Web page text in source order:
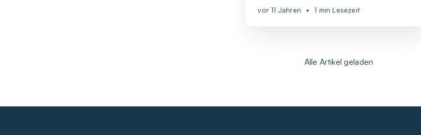
gegeben, wenn es um die Zukunft und die
vor 11 Jahren • 1 min Lesezeit
Alle Artikel geladen